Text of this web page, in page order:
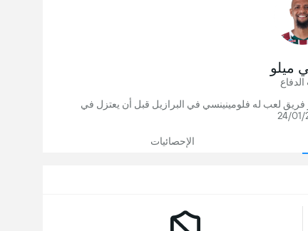
ميلو
قدم سابق, آخر فريق لعب له فلومينينسي في البرازيل قبل أن يعتزل في
24/01/
الإحصائيات